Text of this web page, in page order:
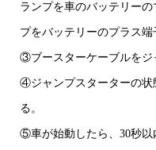
ランプを車のバッテリー
プをバッテリーのプラス端
③ブースターケーブルをジ
④ジャンプスターターの状
る。
⑤車が始動したら、30秒以